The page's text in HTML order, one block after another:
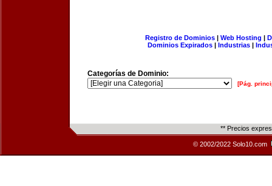
Registro de Dominios| Web Hosting |
Dominios Expirados | Industrias |
Categorías de Dominio:
[Pág.
** Precios
© 2002/2022 Solo10.com